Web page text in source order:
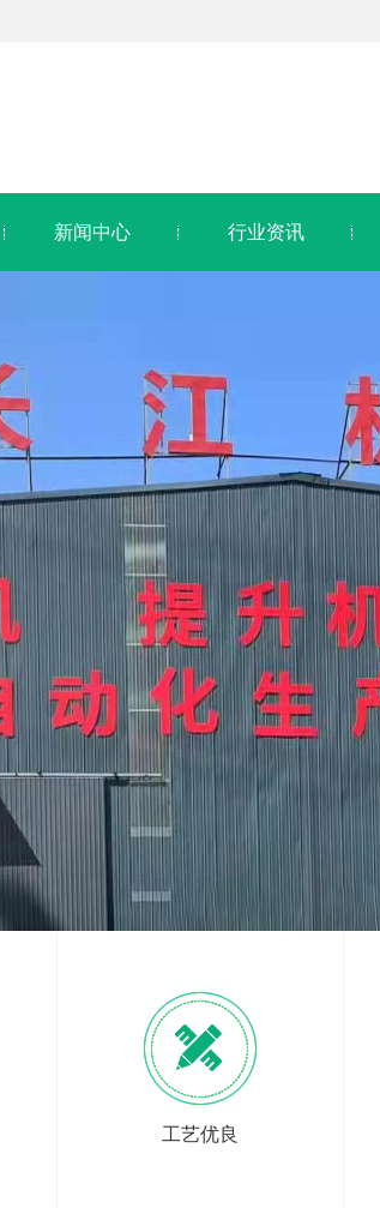
新闻中心 行业资讯
工艺优良